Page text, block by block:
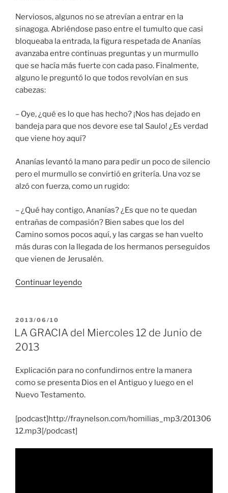
Nerviosos, algunos no se atrevían a entrar en la
sinagoga. Abriéndose paso entre el tumulto que casi
bloqueaba la entrada, la figura respetada de Ananías
avanzaba entre continuas preguntas y un murmullo
que se hacía más fuerte con cada paso. Finalmente,
alguno le preguntó lo que todos revolvían en sus
cabezas:
– Oye, ¿qué es lo que has hecho? ¡Nos has dejado en
bandeja para que nos devore ese tal Saulo! ¿Es verdad
que viene hoy aquí?
Ananías levantó la mano para pedir un poco de silencio
pero el murmullo se convirtió en gritería. Una voz se
alzó con fuerza, como un rugido:
– ¿Qué hay contigo, Ananías? ¿Es que no te quedan
entrañas de compasión? Bien sabes que los del
Camino somos pocos aquí, y las cargas se han vuelto
más duras con la llegada de los hermanos perseguidos
que vienen de Jerusalén.
Continuar leyendo“El
PUBLICADO
EL
2013/06/10
LA GRACIA del Miercoles 12 de Junio de
2013
Explicación para no confundirnos entre la manera
como se presenta Dios en el Antiguo y luego en el
Nuevo Testamento.
[podcast]http://fraynelson.com/homilias_mp3/201306
12.mp3[/podcast]